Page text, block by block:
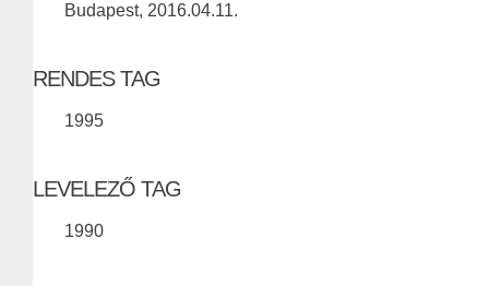
Budapest, 2016.04.11.
RENDES TAG
1995
LEVELEZŐ TAG
1990